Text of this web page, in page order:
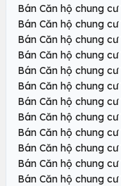
Bán Căn hộ chung cư
Bán Căn hộ chung cư
Bán Căn hộ chung cư
Bán Căn hộ chung cư
Bán Căn hộ chung cư
Bán Căn hộ chung cư
Bán Căn hộ chung cư
Bán Căn hộ chung cư
Bán Căn hộ chung cư
Bán Căn hộ chung cư
Bán Căn hộ chung cư
Bán Căn hộ chung cư